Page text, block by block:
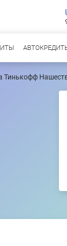
Тинькофф